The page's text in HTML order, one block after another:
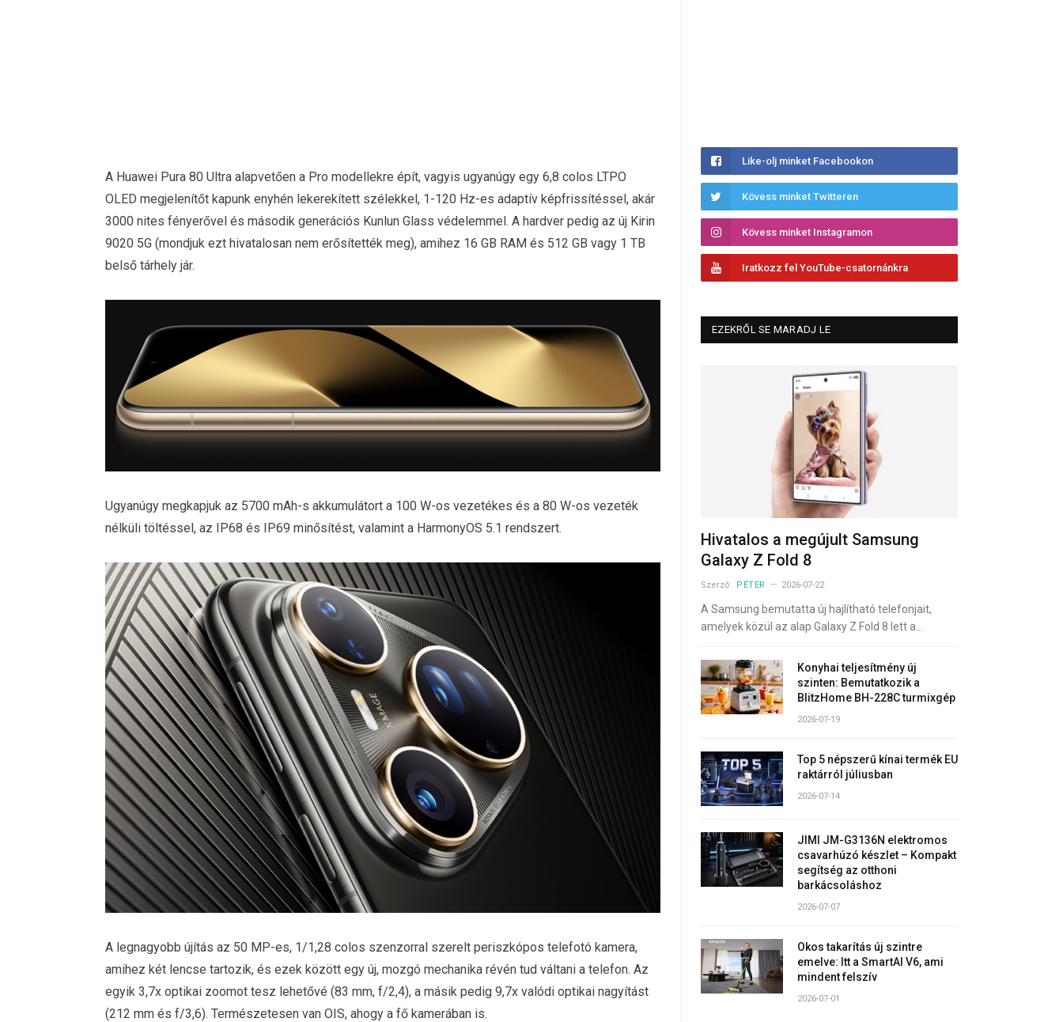
A Huawei Pura 80 Ultra alapvetően a Pro modellekre épít, vagyis ugyanúgy egy 6,8 colos LTPO
OLED megjelenítőt kapunk enyhén lekerekített szélekkel, 1-120 Hz-es adaptív képfrissítéssel, akár
3000 nites fényerővel és második generációs Kunlun Glass védelemmel. A hardver pedig az új Kirin
9020 5G (mondjuk ezt hivatalosan nem erősítették meg), amihez 16 GB RAM és 512 GB vagy 1 TB
belső tárhely jár.
Ugyanúgy megkapjuk az 5700 mAh-s akkumulátort a 100 W-os vezetékes és a 80 W-os vezeték
nélküli töltéssel, az IP68 és IP69 minősítést, valamint a HarmonyOS 5.1 rendszert.
A legnagyobb újítás az 50 MP-es, 1/1,28 colos szenzorral szerelt periszkópos telefotó kamera,
amihez két lencse tartozik, és ezek között egy új, mozgó mechanika révén tud váltani a telefon. Az
egyik 3,7x optikai zoomot tesz lehetővé (83 mm, f/2,4), a másik pedig 9,7x valódi optikai nagyítást
(212 mm és f/3,6). Természetesen van OIS, ahogy a fő kamerában is.
Like-olj minket Facebookon
Kövess minket Twitteren
Kövess minket Instagramon
Iratkozz fel YouTube-csatornánkra
EZEKRŐL SE MARADJ LE
Hivatalos a megújult Samsung
Galaxy Z Fold 8
Szerző: PÉTER 2026-07-22
A Samsung bemutatta új hajlítható telefonjait,
amelyek közül az alap Galaxy Z Fold 8 lett a…
Konyhai teljesítmény új
szinten: Bemutatkozik a
BlitzHome BH-228C turmixgép
2026-07-19
Top 5 népszerű kínai termék EU
raktárról júliusban
2026-07-14
JIMI JM-G3136N elektromos
csavarhúzó készlet – Kompakt
segítség az otthoni
barkácsoláshoz
2026-07-07
Okos takarítás új szintre
emelve: Itt a SmartAI V6, ami
mindent felszív
2026-07-01